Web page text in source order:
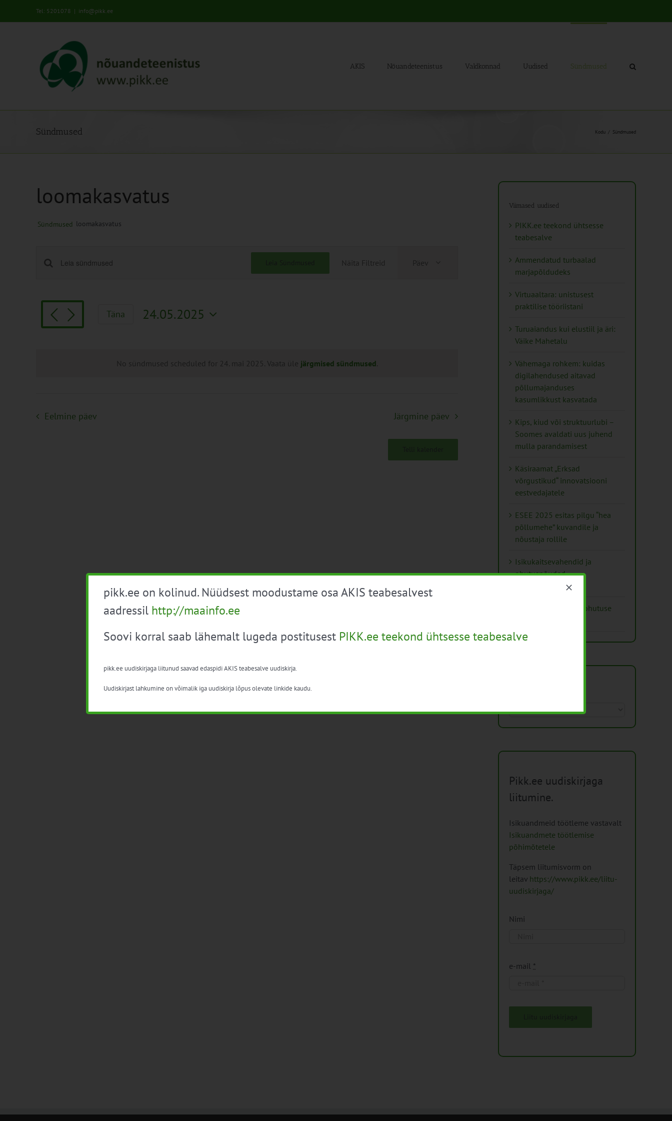
Tel: 5201078 | info@pikk.ee
AKIS Nõuandeteenistus Valdkonnad Uudised Sündmused
Sündmused Kodu Sündmused
No sündmused scheduled for 24. mai 2025. Vaata üle järgmised sündmused
loomakasvatus
Sündmused loomakasvatus
Sündmused
Views
Navigation
Enter
for
Sündmused
by
Näita Filtreid
Views
Päev
Täna
24.05.2025
Eelmine päev Järgmine päev
Viimased uudised
PIKK.ee teekond ühtsesse
teabesalve
Ammendatud turbaalad
marjapõldudeks
Virtuaaltara: unistusest
praktilise tööriistani
Turuaiandus kui elustiil ja äri:
Väike Mahetalu
Vähemaga rohkem: kuidas
digilahendused aitavad
põllumajanduses
kasumlikkust kasvatada
Kips, kiud või struktuurlubi –
Soomes avaldati uus juhend
mulla parandamisest
Käsiraamat „Erksad
võrgustikud“ innovatsiooni
eestvedajatele
ESEE 2025 esitas pilgu “hea
põllumehe” kuvandile ja
nõustaja rollile
Isikukaitsevahendid ja
ohutusnõuded
taimekaitsetöödel
Mida näitavad toiduohutuse
Pikk.ee uudiskirjaga
liitumine.
Isikuandmeid töötleme vastavalt
Isikuandmete töötlemise
põhimõtetele
Täpsem liitumisvorm on
leitav https://www.pikk.ee/liitu-
uudiskirjaga/
Nimi
e-mail *
pikk.ee on kolinud. Nüüdsest moodustame osa AKIS teabesalvest
aadressil http://maainfo.ee
Soovi korral saab lähemalt lugeda postitusest PIKK.ee teekond ühtsesse teabesalve
pikk.ee uudiskirjaga liitunud saavad edaspidi AKIS teabesalve uudiskirja.
Uudiskirjast lahkumine on võimalik iga uudiskirja lõpus olevate linkide kaudu.